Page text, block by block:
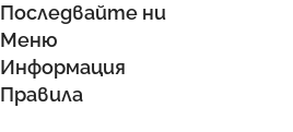
Последвайте ни
Меню
Информация
Правила